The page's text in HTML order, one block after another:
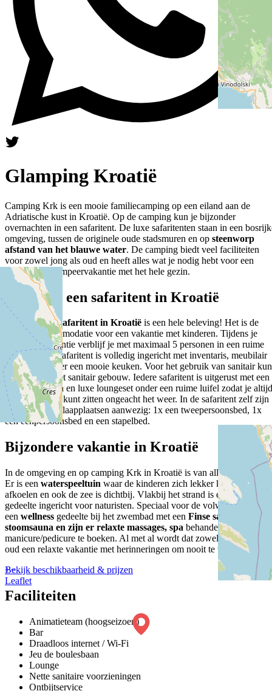
+−
Leaflet
Glamping Kroatië
Camping Krk is een mooie familiecamping op een eiland aan de
Adriatische kust in Kroatië. Op de camping kun je bijzonder
overnachten in een safaritent. De luxe safaritenten staan in een
omgeving, tussen de originele oude stadsmuren en op steenworp
afstand van het blauwe water. De camping biedt veel faciliteiten
voor zowel jong als oud en heeft alles wat je nodig hebt voor een
ontspannen kampeervakantie met het hele gezin.
Slapen in een safaritent in Kroatië
Slapen in eensafaritent in Kroatië is een hele beleving! Het is de
perfecte accommodatie voor een vakantie met kinderen. Tijdens je
glamping vakantie verblijf je met maximaal 5 personen in een ruime
safaritent. De safaritent is volledig ingericht met inventaris, meubilair
en beschikt over een mooie keuken. Voor het gebruik van sanitair kun
je terecht bij het sanitair gebouw. Iedere safaritent is uitgerust met een
houten veranda en luxe loungeset onder een ruime luifel zodat je altijd
gezellig buiten kunt zitten ongeacht het weer. In de safaritent zelf zijn
standaard vijf slaapplaatsen aanwezig: 1x een tweepersoonsbed, 1x
een eenpersoonsbed en een stapelbed.
Bijzondere vakantie in Kroatië
In de omgeving en op camping Krk in Kroatië is van alles te beleven.
Er is een waterspeeltuin waar de kinderen zich lekker kunnen
afkoelen en ook de zee is dichtbij. Vlakbij het strand is een apart
gedeelte ingericht voor naturisten. Speciaal voor de volwassenen is er
een wellness gedeelte bij het zwembad met een Finse sauna,
stoomsauna en zijn er relaxte massages, spa behandelingen of
manicure/pedicure te boeken. Al met al wordt dat zowel voor jong als
oud een relaxte vakantie met herinneringen om nooit te vergeten!
Bekijk beschikbaarheid & prijzen
Faciliteiten
Animatieteam (hoogseizoen)
Bar
Draadloos internet / Wi-Fi
Jeu de boulesbaan
Lounge
Nette sanitaire voorzieningen
Ontbijtservice